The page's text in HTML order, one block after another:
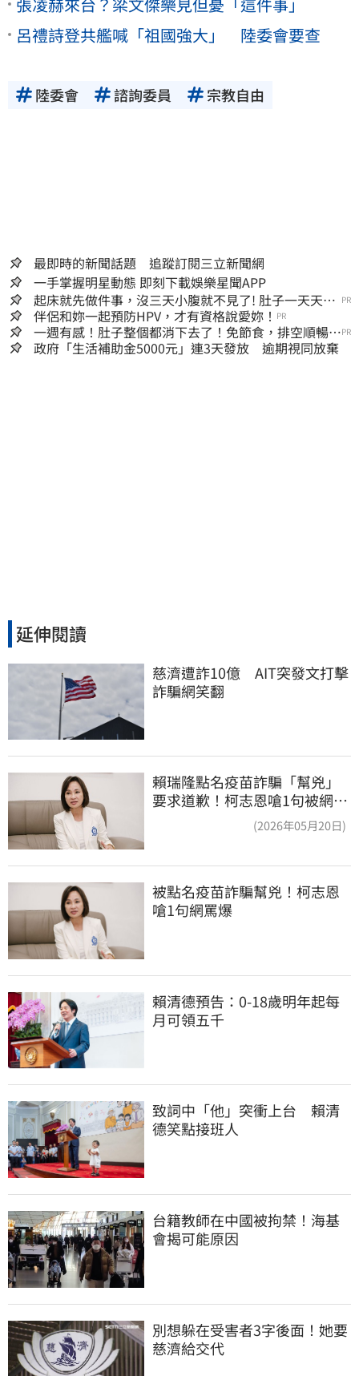
呂禮詩登共艦喊「祖國強大」 陸委會要查
陸委會 諮詢委員 宗教自由
最即時的新聞話題 追蹤訂閱三立新聞網
一手掌握明星動態 即刻下載娛樂星聞APP
起床就先做件事，沒三天小腹就不見了! 肚子一天天變
小！
PR
伴侶和妳一起預防HPV，才有資格說愛妳！ PR
一週有感！肚子整個都消下去了！免節食，排空順暢就
夠
PR
政府「生活補助金5000元」連3天發放 逾期視同放棄
延伸閱讀
慈濟遭詐10億　AIT突發文打擊
詐騙網笑翻
賴瑞隆點名疫苗詐騙「幫兇」
要求道歉！柯志恩嗆1句被網罵
(2026年05月20日)
被點名疫苗詐騙幫兇！柯志恩
嗆1句網罵爆
賴清德預告：0-18歲明年起每
月可領五千
致詞中「他」突衝上台　賴清
德笑點接班人
台籍教師在中國被拘禁！海基
會揭可能原因
別想躲在受害者3字後面！她要
慈濟給交代